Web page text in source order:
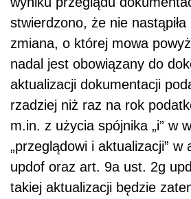
stwierdzono, że nie
zmiana, o której mowa
nadal jest obowiązany do
aktualizacji dokumentacji
rzadziej niż raz na rok
m.in. z użycia spójnika „i” w
„przeglądowi i aktualizacji”
updof oraz art. 9a ust. 2g
takiej aktualizacji będzie